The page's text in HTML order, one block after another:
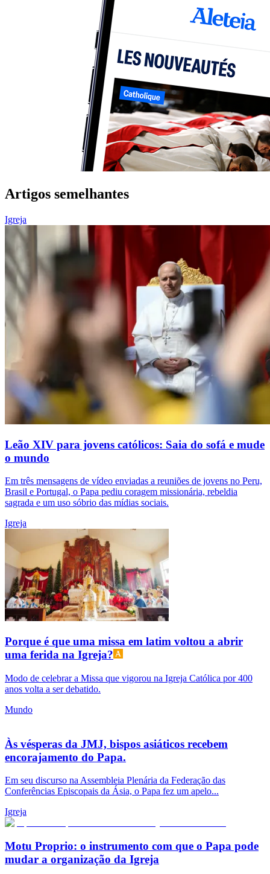
Artigos semelhantes
Igreja
Leão XIV para jovens católicos: Saia do sofá e mude
o mundo
Em três mensagens de vídeo enviadas a reuniões de jovens no Peru,
Brasil e Portugal, o Papa pediu coragem missionária, rebeldia
sagrada e um uso sóbrio das mídias sociais.
Igreja
Porque é que uma missa em latim voltou a abrir
uma ferida na Igreja?
Modo de celebrar a Missa que vigorou na Igreja Católica por 400
anos volta a ser debatido.
Mundo
Às vésperas da JMJ, bispos asiáticos recebem
encorajamento do Papa.
Em seu discurso na Assembleia Plenária da Federação das
Conferências Episcopais da Ásia, o Papa fez um apelo...
Igreja
Motu Proprio: o instrumento com que o Papa pode
mudar a organização da Igreja